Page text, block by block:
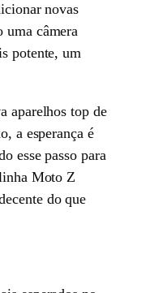
novas
uma câmera
potente, um
aparelhos top de
a esperança é
esse passo para
Moto Z
do que